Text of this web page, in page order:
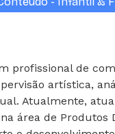
profissional de
artística,
Atualmente,
área de Produtos